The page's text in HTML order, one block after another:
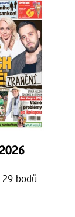
29 bodů